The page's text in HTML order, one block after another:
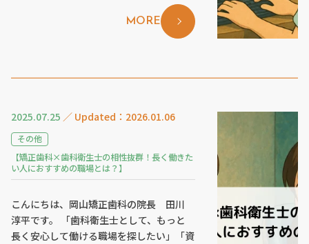
MORE
2025.07.25 ／ Updated：2026.01.06
その他
【矯正歯科×歯科衛生士の相性抜群！長く働きた
い人におすすめの職場とは？】
こんにちは、岡山矯正歯科の院長 田川
淳平です。 「歯科衛生士として、もっと
長く安心して働ける職場を探したい」「資